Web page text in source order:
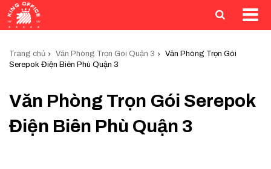
Trang chủ Văn Phòng Trọn Gói Quận 3
Văn Phòng Trọn Gói
Serepok Điện Biên Phù Quận 3
Văn Phòng Trọn Gói Serepok
Điện Biên Phù Quận 3